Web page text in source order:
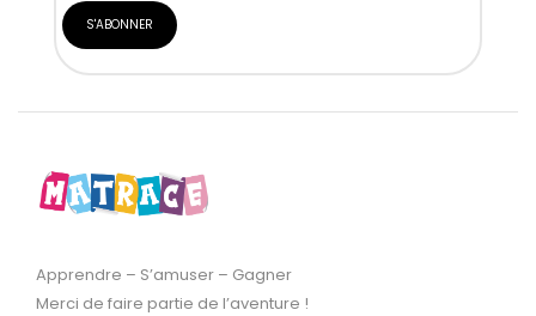
Apprendre – S’amuser – Gagner
Merci de faire partie de l’aventure !